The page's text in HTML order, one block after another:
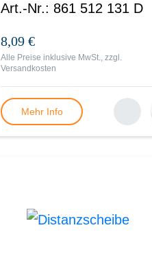
Art.-Nr.: 861 512 131 D
8,09 €
Alle Preise inklusive MwSt., zzgl.
Versandkosten
Mehr Info